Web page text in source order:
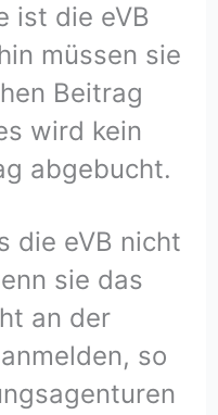
ist die eVB
müssen sie
Beitrag
wird kein
abgebucht.
die eVB nicht
sie das
an der
so